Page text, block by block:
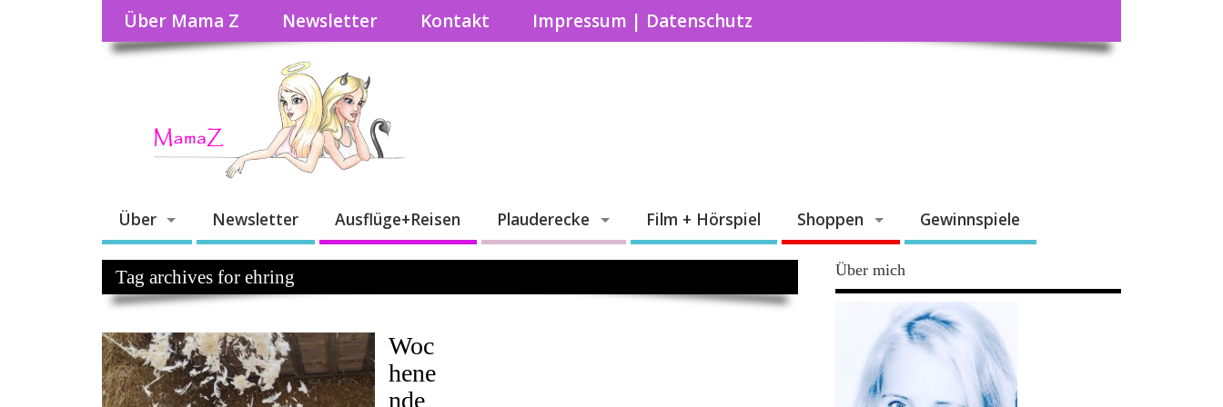
Über Mama Z Newsletter Kontakt Impressum | Datenschutz
Über Newsletter Ausflüge+Reisen Plauderecke Film + Hörspiel Shoppen Gewinnspiele
Tag archives for ehring
Woc
hene
nde
Über mich